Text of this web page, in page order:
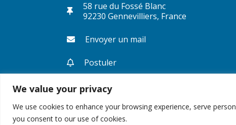
We value your privacy
We use cookies to enhance your browsing experience, serve
you consent to our use of cookies.
58 rue du Fossé Blanc
92230 Gennevilliers, France
Envoyer un mail
Postuler
© Copyright 2023 -GREMTEK, Tous droits réservés |